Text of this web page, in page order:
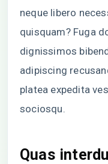
neque libero
quisquam? Fuga
dignissimos
adipiscing
platea expedita
sociosqu.
Quas